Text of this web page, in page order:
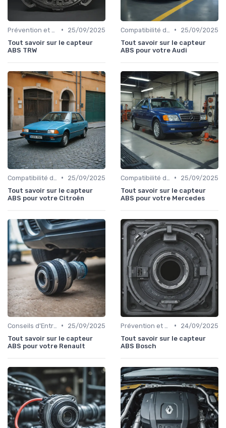
•
25/09/2025
Tout savoir sur le capteur
ABS TRW
•
25/09/2025
Tout savoir sur le capteur
ABS pour votre Audi
•
25/09/2025
Tout savoir sur le capteur
ABS pour votre Citroën
•
25/09/2025
Tout savoir sur le capteur
ABS pour votre Mercedes
•
25/09/2025
Tout savoir sur le capteur
ABS pour votre Renault
•
24/09/2025
Tout savoir sur le capteur
ABS Bosch